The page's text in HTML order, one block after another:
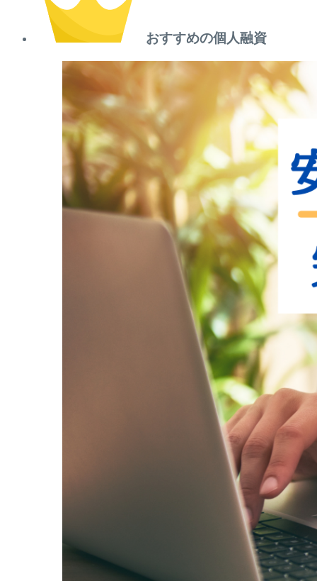
おすすめの個人融資